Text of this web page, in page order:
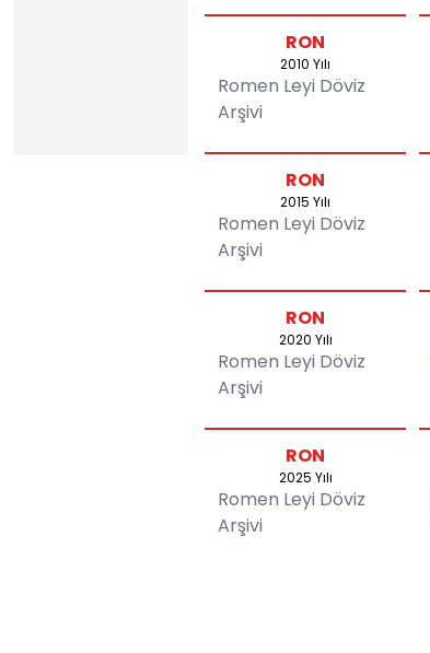
RON
2010 Yılı
Romen Leyi Döviz
Arşivi
RON
2015 Yılı
Romen Leyi Döviz
Arşivi
RON
2020 Yılı
Romen Leyi Döviz
Arşivi
RON
2025 Yılı
Romen Leyi Döviz
Arşivi